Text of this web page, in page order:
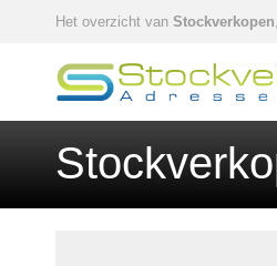
Het overzicht van Stockverkopen,